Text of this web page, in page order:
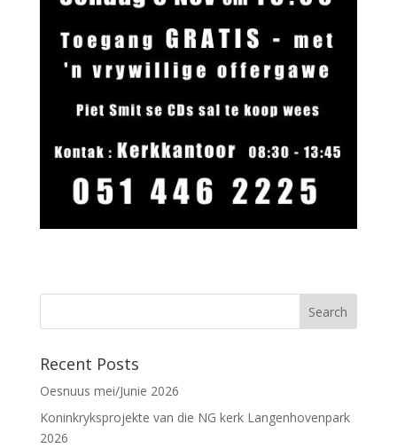
Recent Posts
Oesnuus mei/Junie 2026
Koninkryksprojekte van die NG kerk Langenhovenpark
2026